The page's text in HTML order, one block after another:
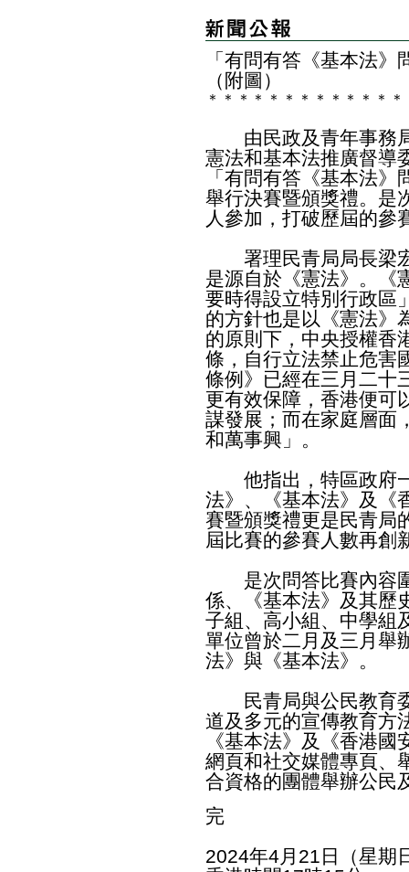
「有問有答《基本法
（附圖）
＊ ＊ ＊ ＊ ＊ ＊ ＊ ＊ ＊ ＊ ＊ ＊ ＊
由民政及青年事務局
憲法和基本法推廣督導
「有問有答《基本法
舉行決賽暨頒獎禮。是
人參加，打破歷屆的參
署理民青局局長梁宏
是源自於《憲法》。《
要時得設立特別行政區
的方針也是以《憲法》
的原則下，中央授權香
條，自行立法禁止危害
條例》已經在三月二十
更有效保障，香港便可
謀發展；而在家庭層面
和萬事興」。
他指出，特區政府一
法》、《基本法》及《
賽暨頒獎禮更是民青局
屆比賽的參賽人數再創
是次問答比賽內容圍
係、《基本法》及其歷
子組、高小組、中學組
單位曾於二月及三月舉
法》與《基本法》。
民青局與公民教育委
道及多元的宣傳教育方
《基本法》及《香港
網頁和社交媒體專頁、
合資格的團體舉辦公民
完
2024年4月21日（星期